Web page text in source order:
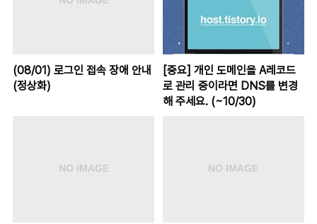
(08/01) 로그인 접속 장애 안내
(정상화)
[중요] 개인 도메인을 A레코드
로 관리 중이라면 DNS를 변경
해 주세요. (~10/30)